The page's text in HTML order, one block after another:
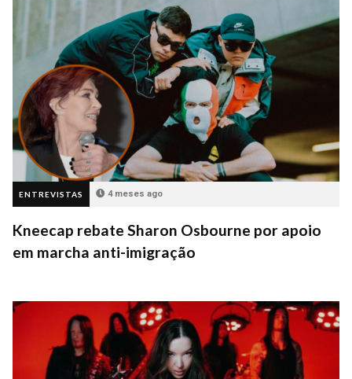
ENTREVISTAS 4 meses ago
Kneecap rebate Sharon Osbourne por apoio
em marcha anti-imigração